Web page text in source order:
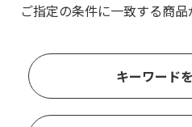
ご指定の条件に一致する商品
キーワード